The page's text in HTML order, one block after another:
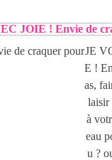
JOIE ! Envie de
JE
E !
as,
laisir
à
eau
u ?